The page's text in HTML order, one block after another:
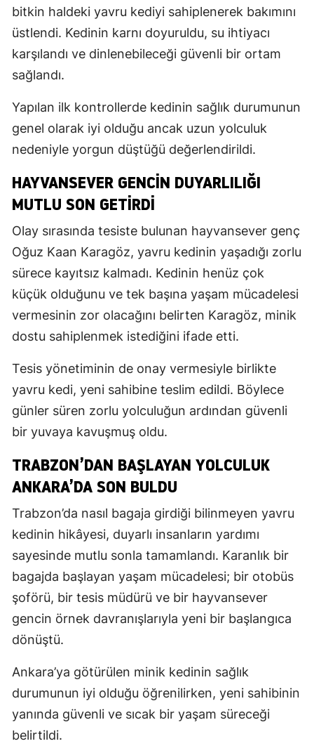
bitkin haldeki yavru kediyi sahiplenerek bakımını
üstlendi. Kedinin karnı doyuruldu, su ihtiyacı
karşılandı ve dinlenebileceği güvenli bir ortam
sağlandı.
Yapılan ilk kontrollerde kedinin sağlık durumunun
genel olarak iyi olduğu ancak uzun yolculuk
nedeniyle yorgun düştüğü değerlendirildi.
HAYVANSEVER GENCİN DUYARLILIĞI
MUTLU SON GETİRDİ
Olay sırasında tesiste bulunan hayvansever genç
Oğuz Kaan Karagöz, yavru kedinin yaşadığı zorlu
sürece kayıtsız kalmadı. Kedinin henüz çok
küçük olduğunu ve tek başına yaşam mücadelesi
vermesinin zor olacağını belirten Karagöz, minik
dostu sahiplenmek istediğini ifade etti.
Tesis yönetiminin de onay vermesiyle birlikte
yavru kedi, yeni sahibine teslim edildi. Böylece
günler süren zorlu yolculuğun ardından güvenli
bir yuvaya kavuşmuş oldu.
TRABZON’DAN BAŞLAYAN YOLCULUK
ANKARA’DA SON BULDU
Trabzon’da nasıl bagaja girdiği bilinmeyen yavru
kedinin hikâyesi, duyarlı insanların yardımı
sayesinde mutlu sonla tamamlandı. Karanlık bir
bagajda başlayan yaşam mücadelesi; bir otobüs
şoförü, bir tesis müdürü ve bir hayvansever
gencin örnek davranışlarıyla yeni bir başlangıca
dönüştü.
Ankara’ya götürülen minik kedinin sağlık
durumunun iyi olduğu öğrenilirken, yeni sahibinin
yanında güvenli ve sıcak bir yaşam süreceği
belirtildi.